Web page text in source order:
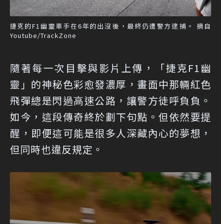
捷克的F1幽靈車手在6年的出沒後，最終仍遭警方逮捕。 摘自
Youtube/TrackZone
隨著每一次目擊與影片上傳，「捷克F1幽
靈」的神秘色彩愈發濃厚，畫面中那輛紅色
飛彈總是閃過高速公路，讓警方徒呼負負。
如今，這段傳奇終於劃下句點。但依然要提
醒，即便這可能是很多人深藏內心的夢想，
但同時也違反規定。